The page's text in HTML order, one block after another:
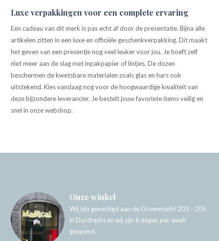
Luxe verpakkingen voor een complete ervaring
Een cadeau van dit merk is pas echt af door de presentatie. Bijna alle
artikelen zitten in een luxe en officiële geschenkverpakking. Dit maakt
het geven van een presentje nog veel leuker voor jou. Je hoeft zelf
niet meer aan de slag met inpakpapier of lintjes. De dozen
beschermen de kwetsbare materialen zoals glas en hars ook
uitstekend. Kies vandaag nog voor de hoogwaardige kwaliteit van
deze bijzondere leverancier. Je bestelt jouw favoriete items veilig en
snel in onze webshop.
Onze winkel
Wij zijn gevestigd aan de Groenmarkt 203 - 205
in Dordrecht en wij zijn 6 dagen per week
geopend.